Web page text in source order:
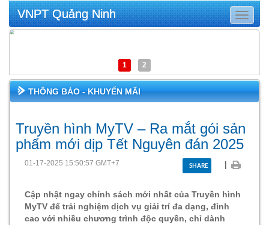
Toggle
VNPT Quảng Ninh
1 2
THÔNG BÁO - KHUYẾN MÃI
Truyền hình MyTV – Ra mắt gói sản
phẩm mới dịp Tết Nguyên đán 2025
01-17-2025 15:50:57 GMT+7 SHARE |
Cập nhật ngay chính sách mới nhất của Truyền hình
MyTV để trải nghiệm dịch vụ giải trí đa dạng, đỉnh
cao với nhiều chương trình độc quyền, chỉ dành